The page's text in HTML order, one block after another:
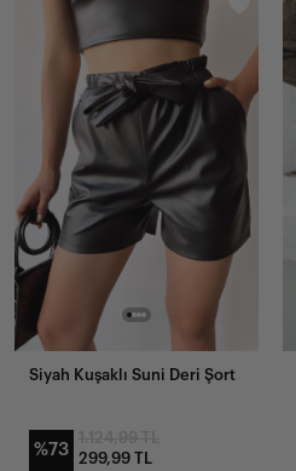
Siyah Kuşaklı Suni Deri Şort
%73
299,99 TL